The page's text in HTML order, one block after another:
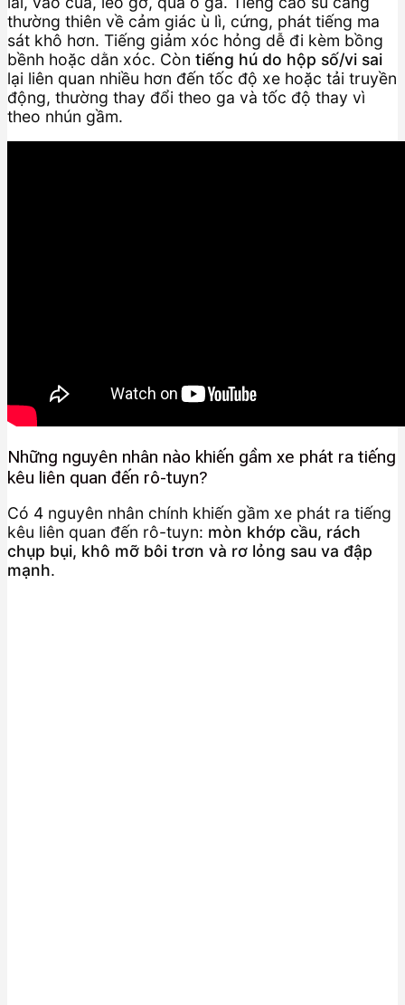
thường thiên về cảm giác ù lì, cứng, phát tiếng ma
sát khô hơn. Tiếng giảm xóc hỏng dễ đi kèm bồng
bềnh hoặc dằn xóc. Còn tiếng hú do hộp số/vi sai
lại liên quan nhiều hơn đến tốc độ xe hoặc tải truyền
động, thường thay đổi theo ga và tốc độ thay vì
theo nhún gầm.
Những nguyên nhân nào khiến gầm xe phát ra tiếng
kêu liên quan đến rô-tuyn?
Có 4 nguyên nhân chính khiến gầm xe phát ra tiếng
kêu liên quan đến rô-tuyn: mòn khớp cầu, rách
chụp bụi, khô mỡ bôi trơn và rơ lỏng sau va đập
mạnh.